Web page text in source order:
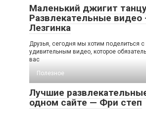
Маленький джигит
Развлекательные видео
Лезгинка
Друзья, сегодня мы хотим поделиться
удивительным видео, которое
вас
Полезное
Лучшие
одном сайте — Фри степ